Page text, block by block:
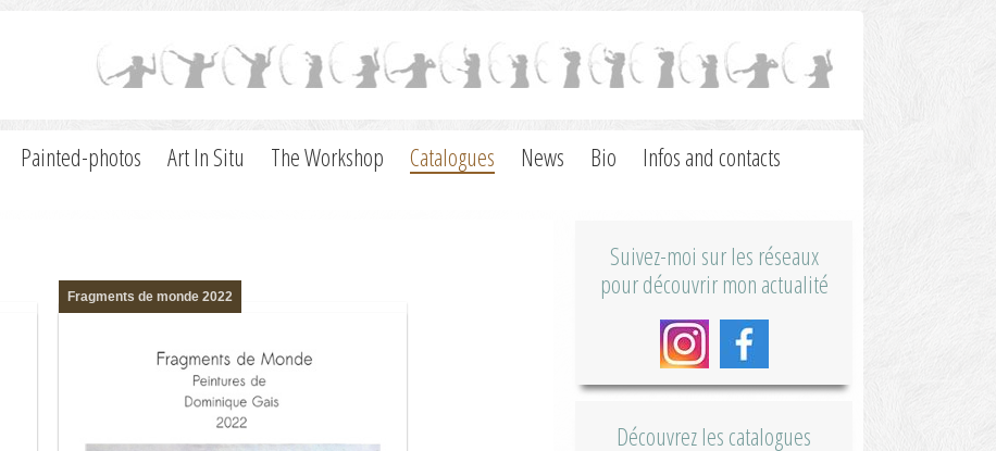
Painted-photos Art In Situ The Workshop Catalogues News Bio Infos and contacts
Fragments de monde 2022
Suivez-moi sur les réseaux
pour découvrir mon actualité
Découvrez les catalogues